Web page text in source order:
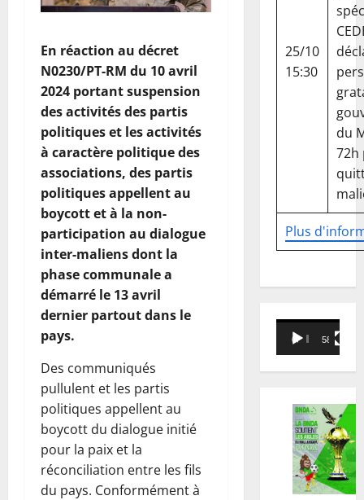
En réaction au décret
N0230/PT-RM du 10 avril
2024 portant suspension
des activités des partis
politiques et les activités
à caractère politique des
associations, des partis
politiques appellent au
boycott et à la non-
participation au dialogue
inter-maliens dont la
phase communale a
démarré le 13 avril
dernier partout dans le
pays.
Des communiqués
pullulent et les partis
politiques appellent au
boycott du dialogue initié
pour la paix et la
réconciliation entre les fils
du pays. Conformément à
Plus
25/10
15:30
du
72h
Lecteur
vidéo
00:00 58:18